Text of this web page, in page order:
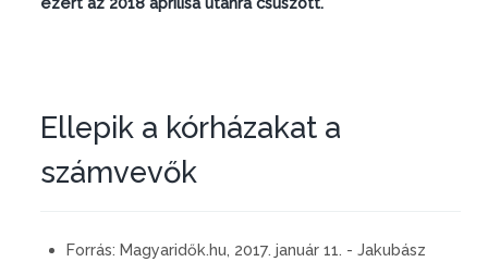
Ellepik a kórházakat a
számvevők
Forrás: Magyaridők.hu, 2017. január 11. - Jakubász